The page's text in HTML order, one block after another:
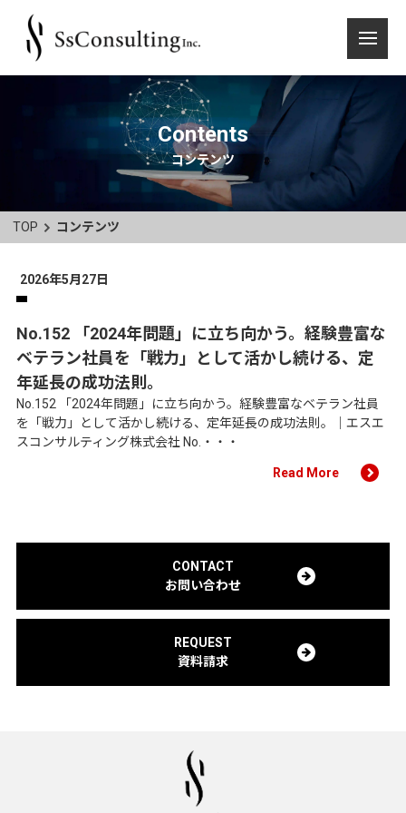
Contents
コンテンツ
TOP コンテンツ
2026年5月27日
No.152 「2024年問題」に立ち向かう。経験豊富な
ベテラン社員を「戦力」として活かし続ける、定
年延長の成功法則。
No.152 「2024年問題」に立ち向かう。経験豊富なベテラン社員
を「戦力」として活かし続ける、定年延長の成功法則。｜エスエ
スコンサルティング株式会社 No.・・・
Read More
CONTACT
お問い合わせ
REQUEST
資料請求